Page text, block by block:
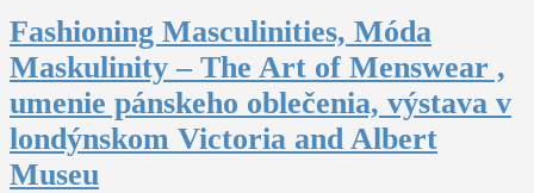
Fashioning Masculinities, Móda
Maskulinity – The Art of Menswear ,
umenie pánskeho oblečenia, výstava v
londýnskom Victoria and Albert
Museu